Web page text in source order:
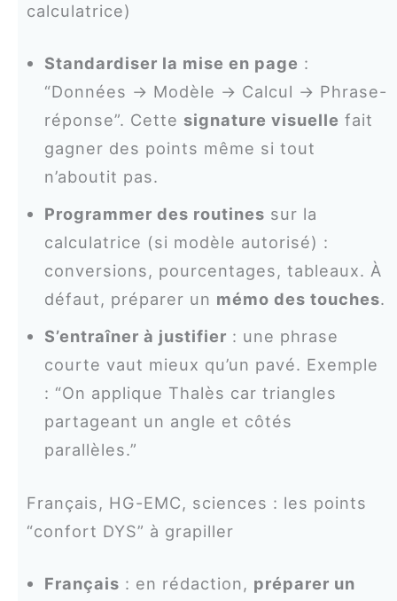
calculatrice)
Standardiser la mise en page :
“Données → Modèle → Calcul → Phrase-
réponse”. Cette signature visuelle fait
gagner des points même si tout
n’aboutit pas.
Programmer des routines sur la
calculatrice (si modèle autorisé) :
conversions, pourcentages, tableaux. À
défaut, préparer un mémo des touches.
S’entraîner à justifier : une phrase
courte vaut mieux qu’un pavé. Exemple
: “On applique Thalès car triangles
partageant un angle et côtés
parallèles.”
Français, HG-EMC, sciences : les points
“confort DYS” à grapiller
Français : en rédaction, préparer un